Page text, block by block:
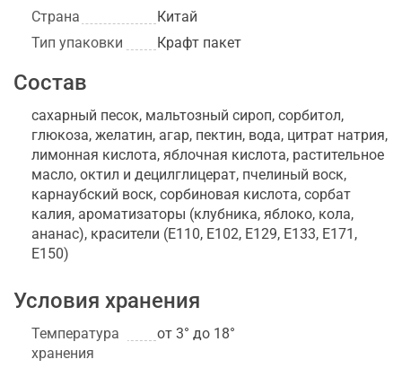
Страна
Китай
Тип упаковки
Крафт пакет
Состав
сахарный песок, мальтозный сироп, сорбитол,
глюкоза, желатин, агар, пектин, вода, цитрат натрия,
лимонная кислота, яблочная кислота, растительное
масло, октил и децилглицерат, пчелиный воск,
карнаубский воск, сорбиновая кислота, сорбат
калия, ароматизаторы (клубника, яблоко, кола,
ананас), красители (Е110, Е102, Е129, Е133, Е171,
Е150)
Условия хранения
Температура
хранения
от 3° до 18°